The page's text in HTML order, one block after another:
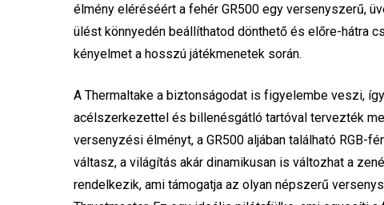
élmény eléréséért a fehér GR500 egy versenyszerű,
ülést könnyedén beállíthatod dönthető és előre-hátra
kényelmet a hosszú játékmenetek során.
A Thermaltake a biztonságodat is figyelembe veszi,
acélszerkezettel és billenésgátló tartóval tervezték
versenyzési élményt, a GR500 aljában található RGB-
váltasz, a világítás akár dinamikusan is változhat a
rendelkezik, ami támogatja az olyan népszerű